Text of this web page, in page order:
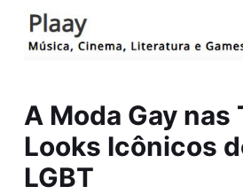
A Moda Gay nas
Looks Icônicos
LGBT